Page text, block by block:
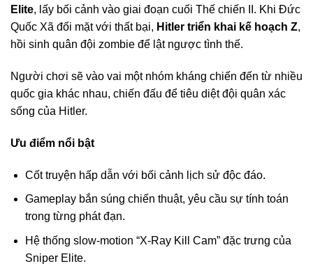
Elite, lấy bối cảnh vào giai đoạn cuối Thế chiến II. Khi Đức
Quốc Xã đối mặt với thất bại, Hitler triển khai kế hoạch Z,
hồi sinh quân đội zombie để lật ngược tình thế.
Người chơi sẽ vào vai một nhóm kháng chiến đến từ nhiều
quốc gia khác nhau, chiến đấu để tiêu diệt đội quân xác
sống của Hitler.
Ưu điểm nổi bật
Cốt truyện hấp dẫn với bối cảnh lịch sử độc đáo.
Gameplay bắn súng chiến thuật, yêu cầu sự tính toán
trong từng phát đạn.
Hệ thống slow-motion “X-Ray Kill Cam” đặc trưng của
Sniper Elite.